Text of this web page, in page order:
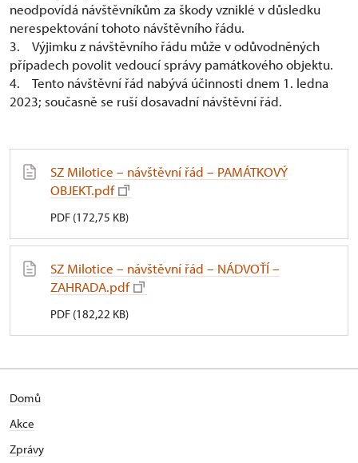
neodpovídá návštěvníkům za škody vzniklé v důsledku
nerespektování tohoto návštěvního řádu.
3. Výjimku z návštěvního řádu může v odůvodněných
případech povolit vedoucí správy památkového objektu.
4. Tento návštěvní řád nabývá účinnosti dnem 1. ledna
2023; současně se ruší dosavadní návštěvní řád.
SZ Milotice – návštěvní řád – PAMÁTKOVÝ
OBJEKT.pdf
PDF (172,75 KB)
SZ Milotice – návštěvní řád – NÁDVOŤÍ –
ZAHRADA.pdf
PDF (182,22 KB)
Domů
Akce
Zprávy